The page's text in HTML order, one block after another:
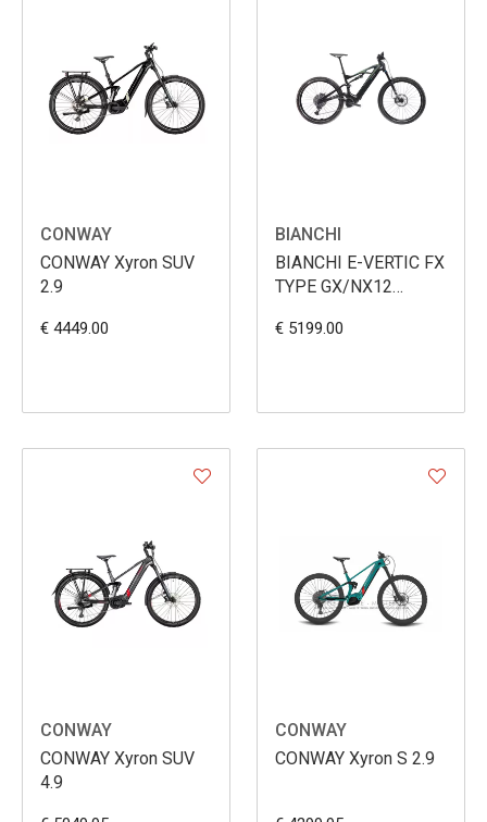
CONWAY
CONWAY Xyron SUV
2.9
€ 4449.00
BIANCHI
BIANCHI E-VERTIC FX
TYPE GX/NX12
€ 5199.00
CONWAY
CONWAY Xyron SUV
4.9
CONWAY
CONWAY Xyron S 2.9